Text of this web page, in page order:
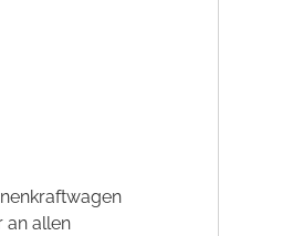
an allen